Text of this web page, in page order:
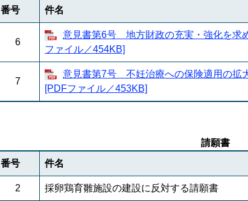
番号
件名
6
意見書第6号 地方財政の充実・強化を求
ファイル／454KB]
7
意見書第7号 不妊治療への保険適用の拡
[PDFファイル／453KB]
請願書
番号
件名
2 採卵鶏育雛施設の建設に反対する請願書